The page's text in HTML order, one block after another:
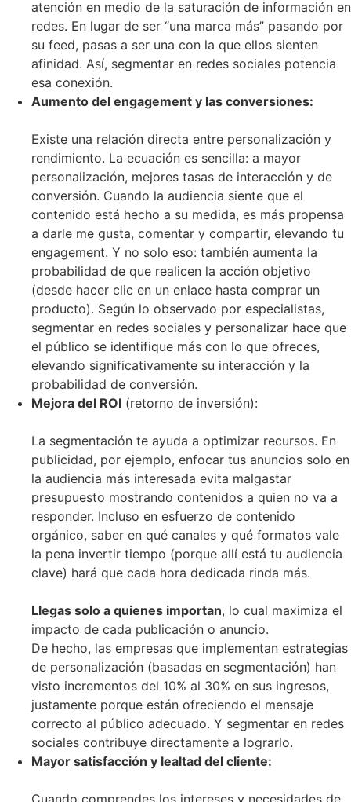
atención en medio de la saturación de información en
redes. En lugar de ser “una marca más” pasando por
su feed, pasas a ser una con la que ellos sienten
afinidad. Así, segmentar en redes sociales potencia
esa conexión.
Aumento del engagement y las conversiones:
Existe una relación directa entre personalización y
rendimiento. La ecuación es sencilla: a mayor
personalización, mejores tasas de interacción y de
conversión. Cuando la audiencia siente que el
contenido está hecho a su medida, es más propensa
a darle me gusta, comentar y compartir, elevando tu
engagement. Y no solo eso: también aumenta la
probabilidad de que realicen la acción objetivo
(desde hacer clic en un enlace hasta comprar un
producto). Según lo observado por especialistas,
segmentar en redes sociales y personalizar hace que
el público se identifique más con lo que ofreces,
elevando significativamente su interacción y la
probabilidad de conversión.
Mejora del ROI (retorno de inversión):
La segmentación te ayuda a optimizar recursos. En
publicidad, por ejemplo, enfocar tus anuncios solo en
la audiencia más interesada evita malgastar
presupuesto mostrando contenidos a quien no va a
responder. Incluso en esfuerzo de contenido
orgánico, saber en qué canales y qué formatos vale
la pena invertir tiempo (porque allí está tu audiencia
clave) hará que cada hora dedicada rinda más.
Llegas solo a quienes importan, lo cual maximiza el
impacto de cada publicación o anuncio.
De hecho, las empresas que implementan estrategias
de personalización (basadas en segmentación) han
visto incrementos del 10% al 30% en sus ingresos,
justamente porque están ofreciendo el mensaje
correcto al público adecuado. Y segmentar en redes
sociales contribuye directamente a lograrlo.
Mayor satisfacción y lealtad del cliente: